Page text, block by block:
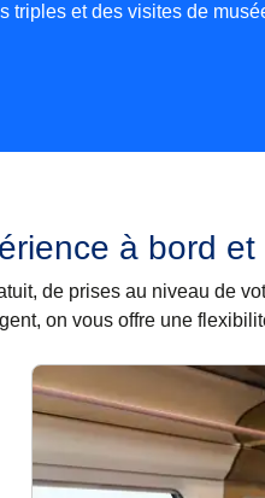
triples et des visites de
à bord
de prises au niveau de
on vous offre une